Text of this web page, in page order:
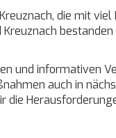
die mit
und informativen
auch in